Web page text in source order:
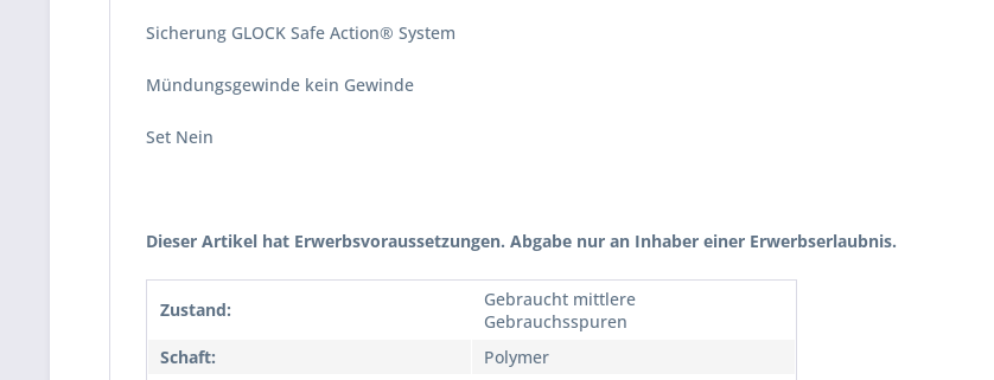
Sicherung GLOCK Safe Action® System
Mündungsgewinde kein Gewinde
Set Nein
Dieser Artikel hat Erwerbsvoraussetzungen. Abgabe nur an Inhaber einer Erwerbserlaubnis.
Zustand:
Gebraucht mittlere
Gebrauchsspuren
Schaft:
Polymer